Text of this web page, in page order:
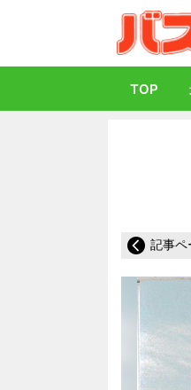
TOP
記事ペ